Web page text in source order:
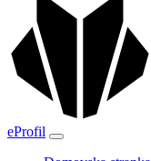
eProfil